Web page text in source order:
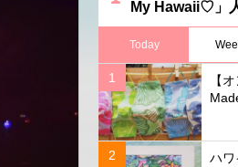
My Hawaii♡」
Today
【
ハワ